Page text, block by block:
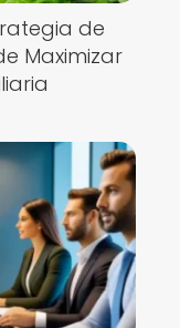
de
Maximizar